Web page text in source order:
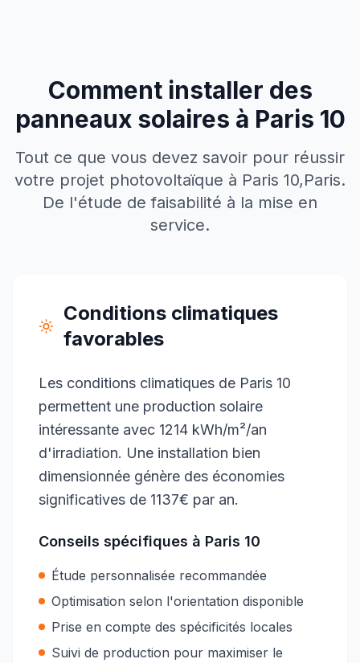
Comment installer des
panneaux solaires à Paris 10
Tout ce que vous devez savoir pour réussir
votre projet photovoltaïque à Paris 10,Paris.
De l'étude de faisabilité à la mise en
service.
Conditions climatiques
favorables
Les conditions climatiques de Paris 10
permettent une production solaire
intéressante avec 1214 kWh/m²/an
d'irradiation. Une installation bien
dimensionnée génère des économies
significatives de 1137€ par an.
Conseils spécifiques à Paris 10
Étude personnalisée recommandée
Optimisation selon l'orientation disponible
Prise en compte des spécificités locales
Suivi de production pour maximiser le